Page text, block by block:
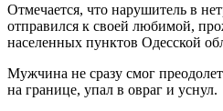
Отмечается, что нарушитель в
отправился к своей любимой,
населенных пунктов Одесской
Мужчина не сразу смог
на границе, упал в овраг и уснул.